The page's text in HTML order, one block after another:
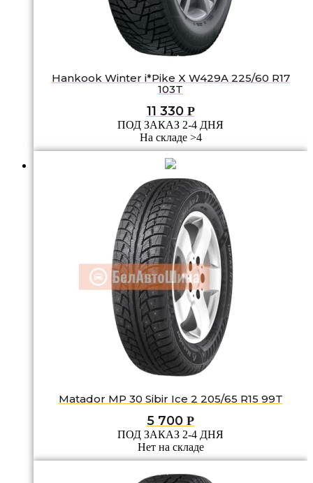
Hankook Winter i*Pike X W429A 225/60 R17
103T
11 330 Р
ПОД ЗАКАЗ 2-4 ДНЯ
На складе >4
Matador MP 30 Sibir Ice 2 205/65 R15 99T
5 700 Р
ПОД ЗАКАЗ 2-4 ДНЯ
Нет на складе